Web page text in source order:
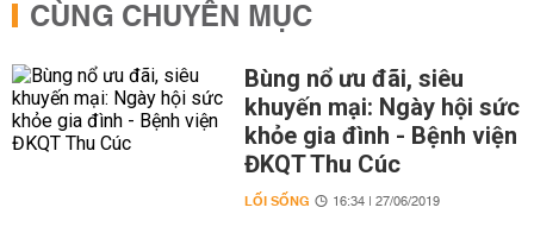
CÙNG CHUYÊN MỤC
Bùng nổ ưu đãi, siêu
khuyến mại: Ngày hội sức
khỏe gia đình - Bệnh viện
ĐKQT Thu Cúc
LỐI SỐNG 16:34 | 27/06/2019